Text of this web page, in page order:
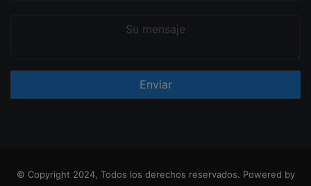
© Copyright 2024, Todos los derechos reservados. Powered by